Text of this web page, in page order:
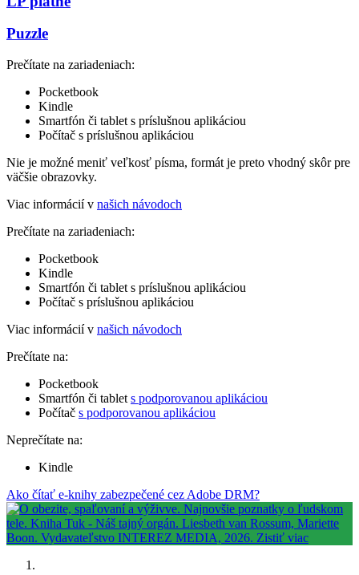
Puzzle
Prečítate na zariadeniach:
Pocketbook
Kindle
Smartfón či tablet s príslušnou aplikáciou
Počítač s príslušnou aplikáciou
Nie je možné meniť veľkosť písma, formát je preto vhodný skôr pre
väčšie obrazovky.
Viac informácií v našich návodoch
Prečítate na zariadeniach:
Pocketbook
Kindle
Smartfón či tablet s príslušnou aplikáciou
Počítač s príslušnou aplikáciou
Viac informácií v našich návodoch
Prečítate na:
Pocketbook
Smartfón či tablet s podporovanou aplikáciou
Počítač s podporovanou aplikáciou
Neprečítate na:
Kindle
Ako čítať e-knihy zabezpečené cez Adobe DRM?